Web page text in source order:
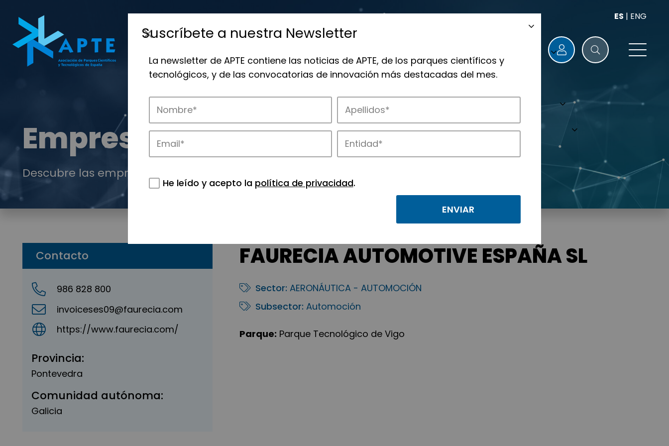
ES | ENG
Empresas
Descubre las empresas que impulsan la innovación en los parques de APTE.
Contacto
986 828 800
invoiceses09@faurecia.com
https://www.faurecia.com/
Provincia:
Pontevedra
Comunidad autónoma:
Galicia
FAURECIA AUTOMOTIVE ESPAÑA SL
Sector: AERONÁUTICA - AUTOMOCIÓN
Subsector: Automoción
Parque: Parque Tecnológico de Vigo
Suscríbete a nuestra Newsletter
La newsletter de APTE contiene las noticias de APTE, de los parques científicos y
tecnológicos, y de las convocatorias de innovación más destacadas del mes.
He leído y acepto la política de privacidad.